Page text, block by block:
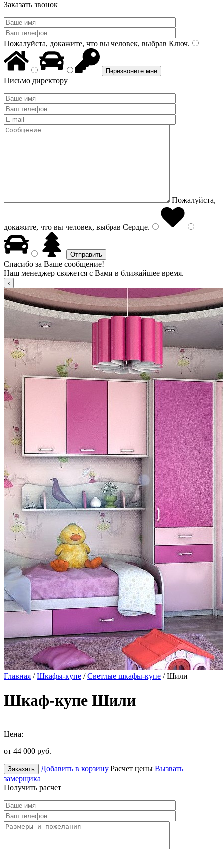
Заказать звонок
Пожалуйста, докажите, что вы человек, выбрав Ключ.
Письмо директору
Пожалуйста,
докажите, что вы человек, выбрав Сердце.
Спасибо за Ваше сообщение!
Наш менеджер свяжется с Вами в ближайшее время.
Главная /Шкафы-купе /Светлые шкафы-купе / Шили
Шкаф-купе Шили
Цена:
от 44 000 руб.
Заказать Добавить в корзину Расчет цены Вызвать
замерщика
Получить расчет